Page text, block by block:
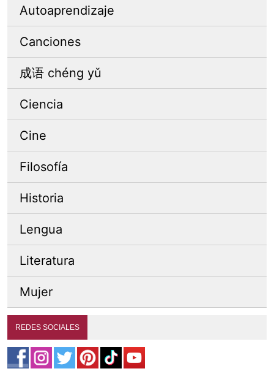
Autoaprendizaje
Canciones
成语 chéng yǔ
Ciencia
Cine
Filosofía
Historia
Lengua
Literatura
Mujer
REDES SOCIALES